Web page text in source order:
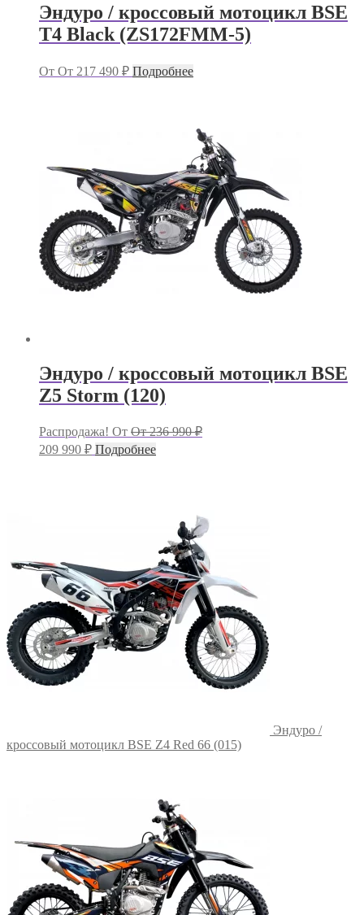
Эндуро / кроссовый мотоцикл BSE
T4 Black (ZS172FMM-5)
От От 217 490 ₽ Подробнее
Эндуро / кроссовый мотоцикл BSE
Z5 Storm (120)
Распродажа! От От236 990₽Первоначальная
209 990 ₽Текущая
Подробнее
Эндуро /
кроссовый мотоцикл BSE Z4 Red 66 (015)